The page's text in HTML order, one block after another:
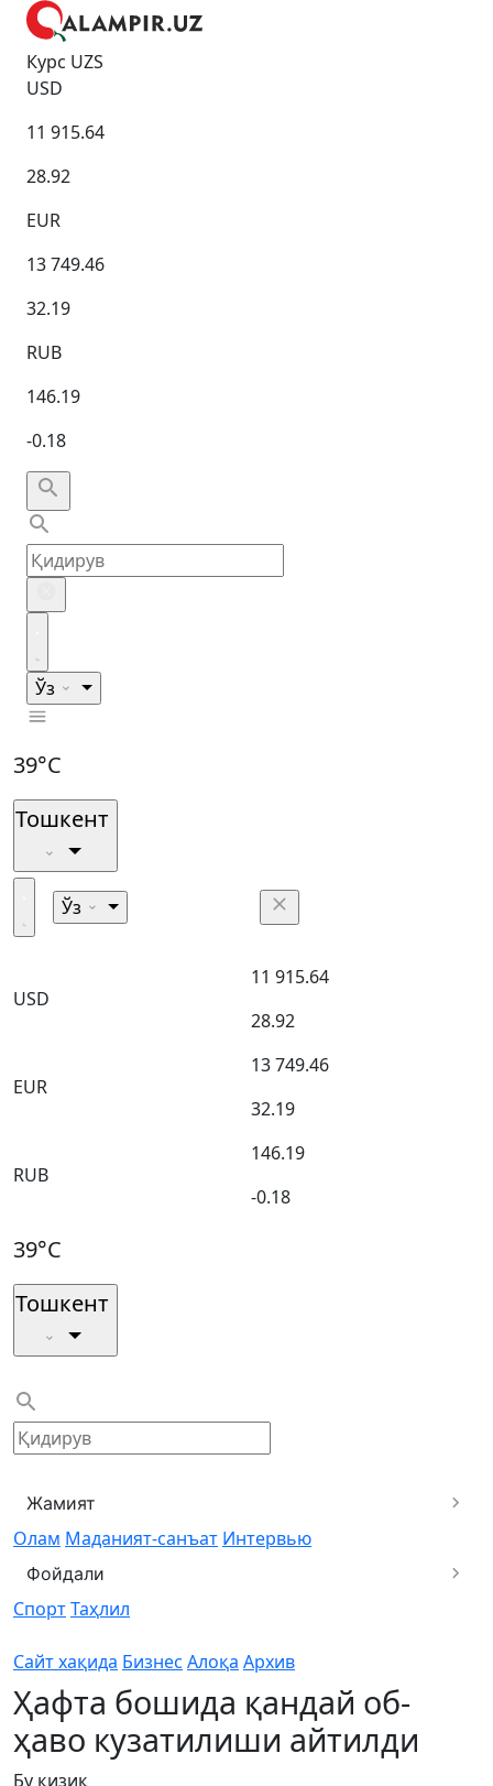
Курс UZS
USD
11 915.64
28.92
EUR
13 749.46
32.19
RUB
146.19
-0.18
Ўз
39°C
Тошкент
Ўз
USD
11 915.64
28.92
EUR
13 749.46
32.19
RUB
146.19
-0.18
39°C
Тошкент
Жамият
Олам Маданият-санъат Интервью
Фойдали
СпортТаҳлил
Сайт хақида Бизнес Алоқа Архив
Ҳафта бошида қандай об-
ҳаво кузатилиши айтилди
Бу қизиқ